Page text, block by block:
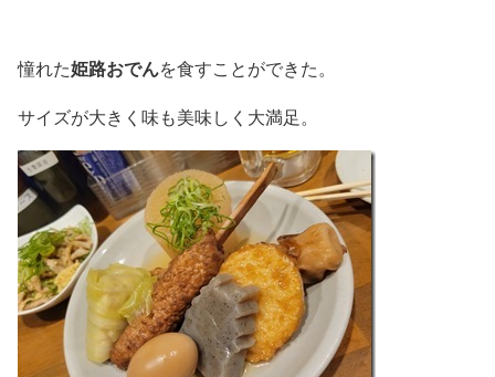
憧れた姫路おでんを食すことができた。
サイズが大きく味も美味しく大満足。